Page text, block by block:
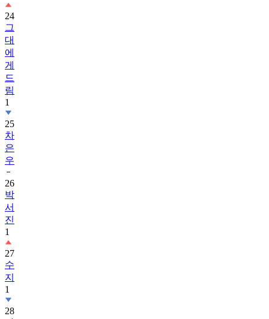
24
그
대
에
게
드
림
1
25
차
은
우
26
박
서
진
1
27
수
지
1
28